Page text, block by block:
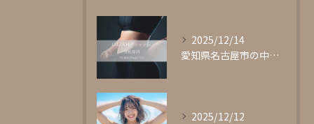
2025/12/14
愛知県名古屋市の中心部に位置する女性専用パーソナルジムgli...
2025/12/12